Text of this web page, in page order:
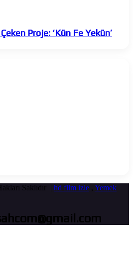
Proje: ‘Kün Fe Yekün’
Saklıdır | hd film izle , Yemek